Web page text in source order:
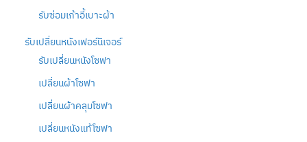
รับซ่อมเก้าอี้เบาะผ้า
รับเปลี่ยนหนังเฟอร์นิเจอร์
รับเปลี่ยนหนังโซฟา
เปลี่ยนผ้าโซฟา
เปลี่ยนผ้าคลุมโซฟา
เปลี่ยนหนังแท้โซฟา